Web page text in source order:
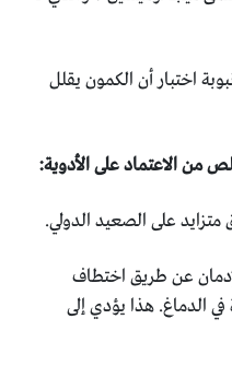
اختبار أن الكمون يقلل
متزايد على الصعيد الدولي.‏
عن طريق اختطاف
في الدماغ. هذا يؤدي إلى